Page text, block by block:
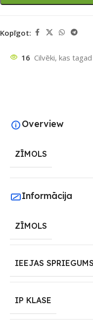
Kopīgot:
16 Cilvēki, kas
Overview
ZĪMOLS
Informācija
ZĪMOLS
IEEJAS SPRIEGUMS
IP KLASE